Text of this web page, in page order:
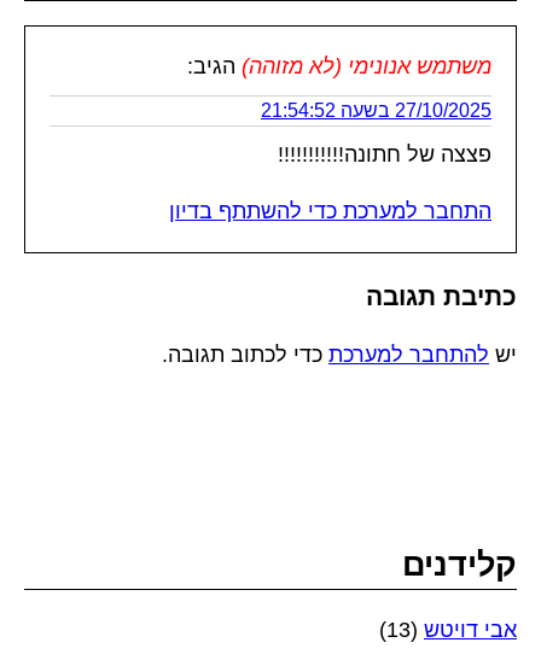
משתמש אנונימי (לא מזוהה) הגיב:
27/10/2025 בשעה 21:54:52
פצצה של חתונה!!!!!!!!!!!
התחבר למערכת כדי להשתתף בדיון
כתיבת תגובה
יש להתחבר למערכת כדי לכתוב תגובה.
קלידנים
אבי דויטש (13)